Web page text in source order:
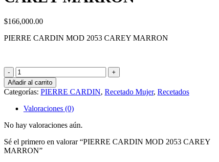
$166,000.00
PIERRE CARDIN MOD 2053 CAREY MARRON
PIERRE
CARDIN
MOD
2053
CAREY
MARRON
cantidad
Añadir al carrito
Categorías: PIERRE CARDIN, Recetado Mujer, Recetados
Valoraciones (0)
No hay valoraciones aún.
Sé el primero en valorar “PIERRE CARDIN MOD 2053 CAREY
MARRON”